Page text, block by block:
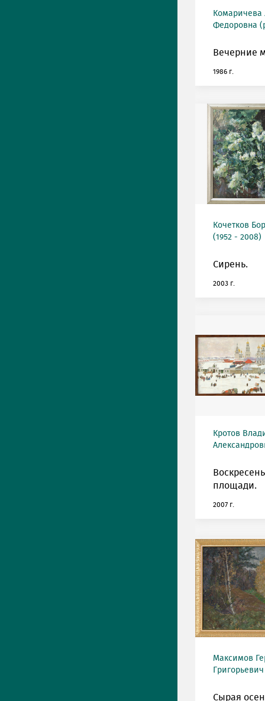
Комаричева
Федоровна
Вечерние
1986 г.
Кочетков
(1952 - 2008)
Сирень.
2003 г.
Кротов
площади.
2007 г.
Максимов
Сырая